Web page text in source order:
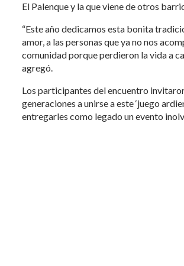
El Palenque y la que viene de otros
“Este año dedicamos esta bonita
amor, a las personas que ya no nos
comunidad porque perdieron la vida a
agregó.
Los participantes del encuentro
generaciones a unirse a este ‘juego
entregarles como legado un evento